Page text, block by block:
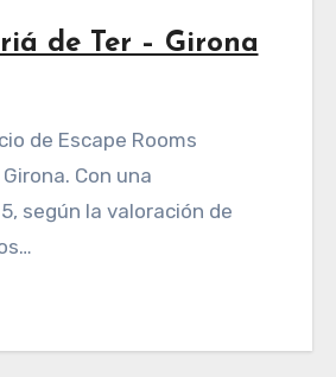
de Ter – Girona
Con una
según la valoración de